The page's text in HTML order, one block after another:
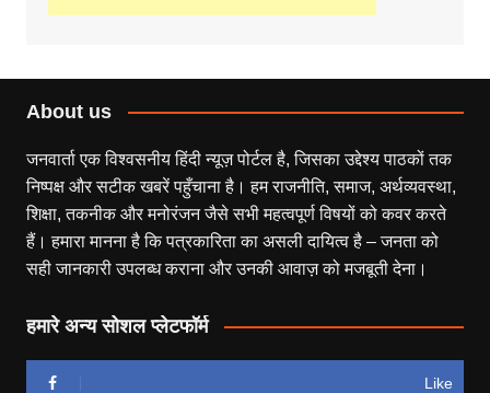
About us
जनवार्ता एक विश्वसनीय हिंदी न्यूज़ पोर्टल है, जिसका उद्देश्य पाठकों तक
निष्पक्ष और सटीक खबरें पहुँचाना है। हम राजनीति, समाज, अर्थव्यवस्था,
शिक्षा, तकनीक और मनोरंजन जैसे सभी महत्वपूर्ण विषयों को कवर करते
हैं। हमारा मानना है कि पत्रकारिता का असली दायित्व है – जनता को
सही जानकारी उपलब्ध कराना और उनकी आवाज़ को मजबूती देना।
हमारे अन्य सोशल प्लेटफॉर्म
Like